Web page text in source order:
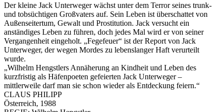
Der kleine Jack Unterweger wächst unter dem Terror seines trunk-
und tobsüchtigen Großvaters auf. Sein Leben ist überschattet von
Außenseitertum, Gewalt und Prostitution. Jack versucht ein
anständiges Leben zu führen, doch jedes Mal wird er von seiner
Vergangenheit eingeholt. „Fegefeuer“ ist der Report von Jack
Unterweger, der wegen Mordes zu lebenslanger Haft verurteilt
wurde.
„Wilhelm Hengstlers Annäherung an Kindheit und Leben des
kurzfristig als Häfenpoeten gefeierten Jack Unterweger –
mittlerweile darf man sie schon wieder als Entdeckung feiern.“
CLAUS PHILIPP
Österreich, 1988